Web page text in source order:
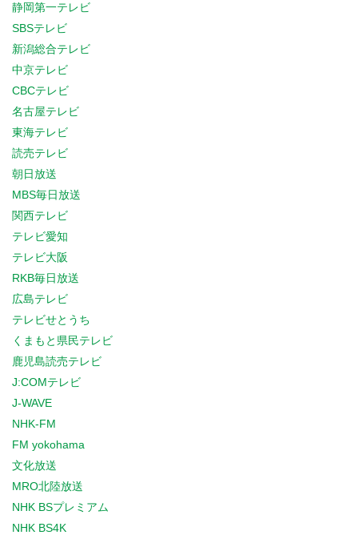
静岡第一テレビ
SBSテレビ
新潟総合テレビ
中京テレビ
CBCテレビ
名古屋テレビ
東海テレビ
読売テレビ
朝日放送
MBS毎日放送
関西テレビ
テレビ愛知
テレビ大阪
RKB毎日放送
広島テレビ
テレビせとうち
くまもと県民テレビ
鹿児島読売テレビ
J:COMテレビ
J-WAVE
NHK-FM
FM yokohama
文化放送
MRO北陸放送
NHK BSプレミアム
NHK BS4K